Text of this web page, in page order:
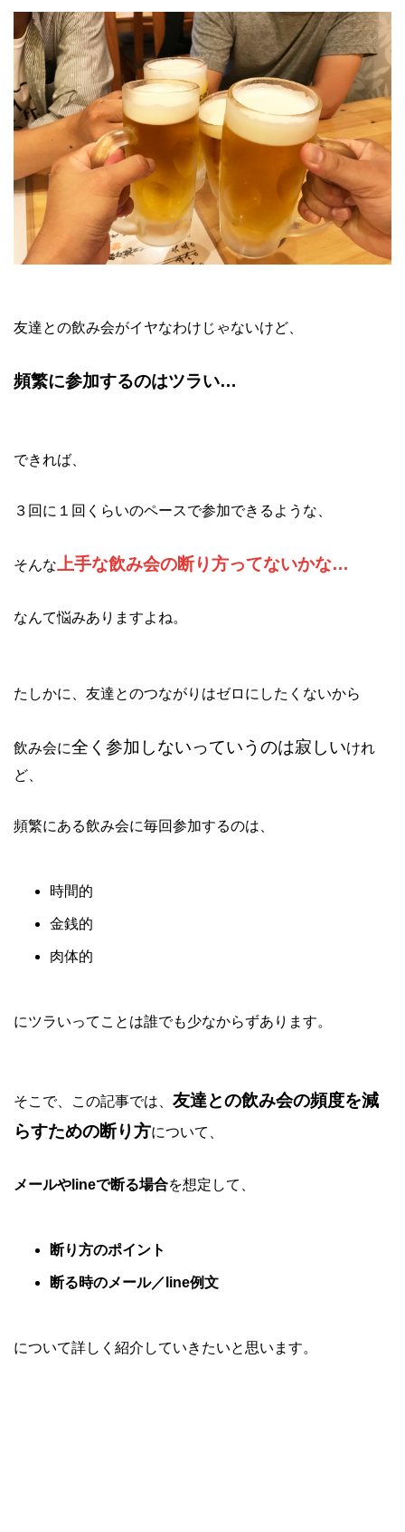
友達との飲み会がイヤなわけじゃないけど、
頻繁に参加するのはツラい…
できれば、
３回に１回くらいのペースで参加できるような、
そんな上手な飲み会の断り方ってないかな…
なんて悩みありますよね。
たしかに、友達とのつながりはゼロにしたくないから
飲み会に全く参加しないっていうのは寂しいけれ
ど、
頻繁にある飲み会に毎回参加するのは、
時間的
金銭的
肉体的
にツラいってことは誰でも少なからずあります。
そこで、この記事では、 友達との飲み会の頻度を減
らすための断り方について、
メールやlineで断る場合を想定して、
断り方のポイント
断る時のメール／line例文
について詳しく紹介していきたいと思います。